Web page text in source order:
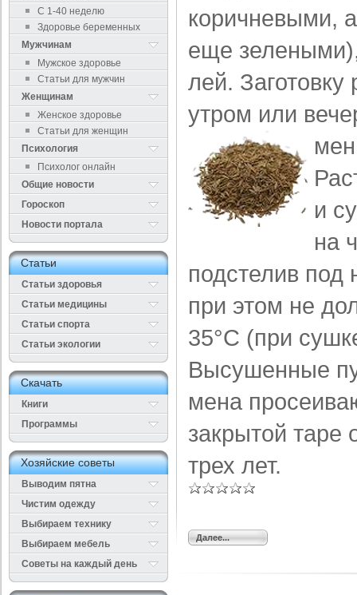
С 1-40 неделю
Здоровье беременных
Мужчинам
Мужское здоровье
Статьи для мужчин
Женщинам
Женское здоровье
Статьи для женщин
Психология
Психолог онлайн
Общие новости
Гороскоп
Новости портала
Cтатьи
Статьи здоровья
Cтатьи медицины
Статьи спорта
Статьи экологии
Cкачать
Книги
Программы
Хозяйские советы
Выводим пятна
Чистим одежду
Выбираем технику
Выбираем мебель
Cоветы на каждый день
коричневыми,
еще
лей. Заготовку
утром или
и
на
подстелив под
при этом не
35°С (при
Высушенные
мена
закрытой таре
трех лет.
Далее...